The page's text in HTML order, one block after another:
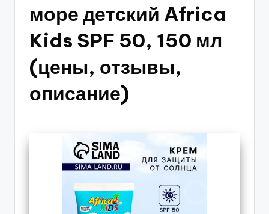
море детский Africa
Kids SPF 50, 150 мл
(цены, отзывы,
описание)